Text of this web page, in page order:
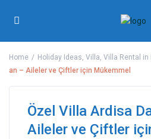
Home Holiday Ideas,Villa,Villa Rental in
an – Aileler ve Çiftler için Mükemmel
Özel Villa Ardisa
Aileler ve Çiftler